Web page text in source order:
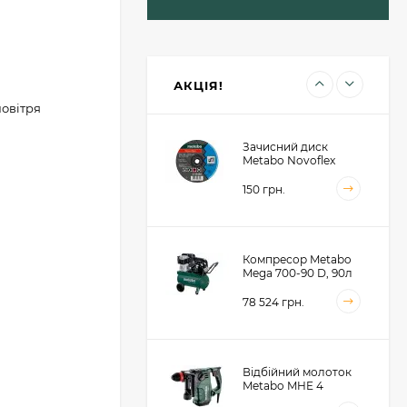
АКЦІЯ!
Зачисний диск
Metabo Novoflex
(616468000)
150 грн.
Компресор Metabo
Mega 700-90 D, 90л
78 524 грн.
Відбійний молоток
Metabo MHE 4